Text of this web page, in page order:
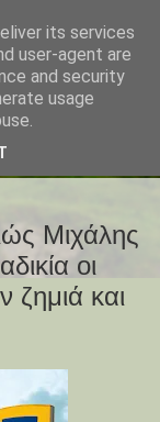
Μιχάλης
οι
ζημιά και
its services
user-agent are
and security
usage